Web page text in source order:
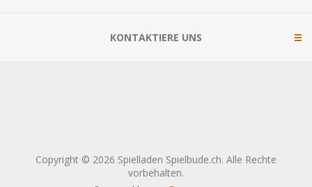
KONTAKTIERE UNS
Copyright © 2026 Spielladen Spielbude.ch. Alle Rechte
vorbehalten.